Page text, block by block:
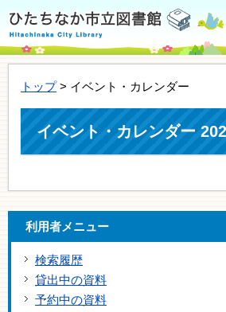
トップ> イベント・カレンダー
イベント・カレンダー
利用者メニュー
検索履歴
貸出中の資料
予約中の資料